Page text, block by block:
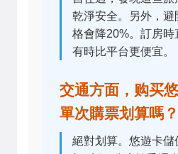
乾淨安全。另外，
格會降20%。訂房時
有時比平台更便宜。
交通方面，购买
單次購票划算嗎？
絕對划算。悠遊卡